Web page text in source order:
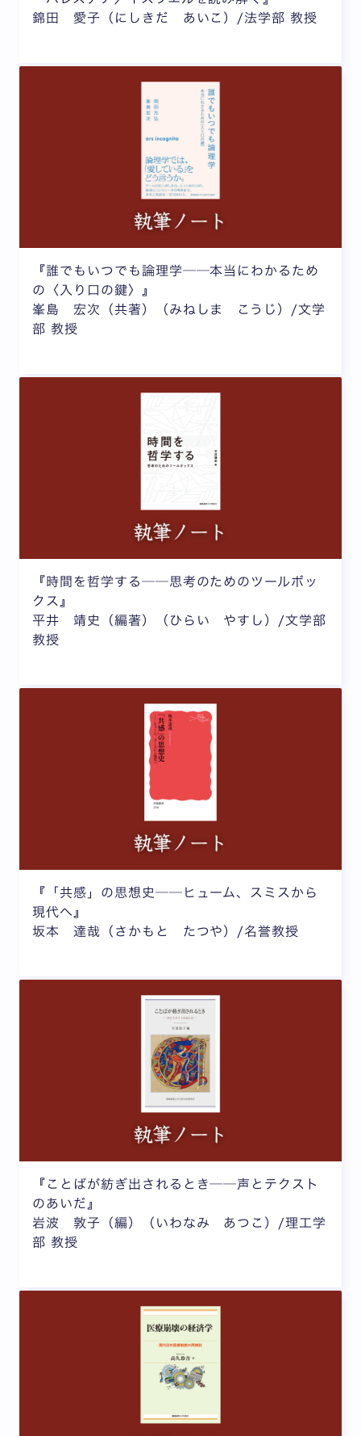
錦田 愛子（にしきだ あいこ）/法学部 教授
『誰でもいつでも論理学──本当にわかるため
の〈入り口の鍵〉』
峯島 宏次（共著）（みねしま こうじ）/文学
部 教授
『時間を哲学する──思考のためのツールボッ
クス』
平井 靖史（編著）（ひらい やすし）/文学部
教授
『「共感」の思想史──ヒューム、スミスから
現代へ』
坂本 達哉（さかもと たつや）/名誉教授
『ことばが紡ぎ出されるとき──声とテクスト
のあいだ』
岩波 敦子（編）（いわなみ あつこ）/理工学
部 教授